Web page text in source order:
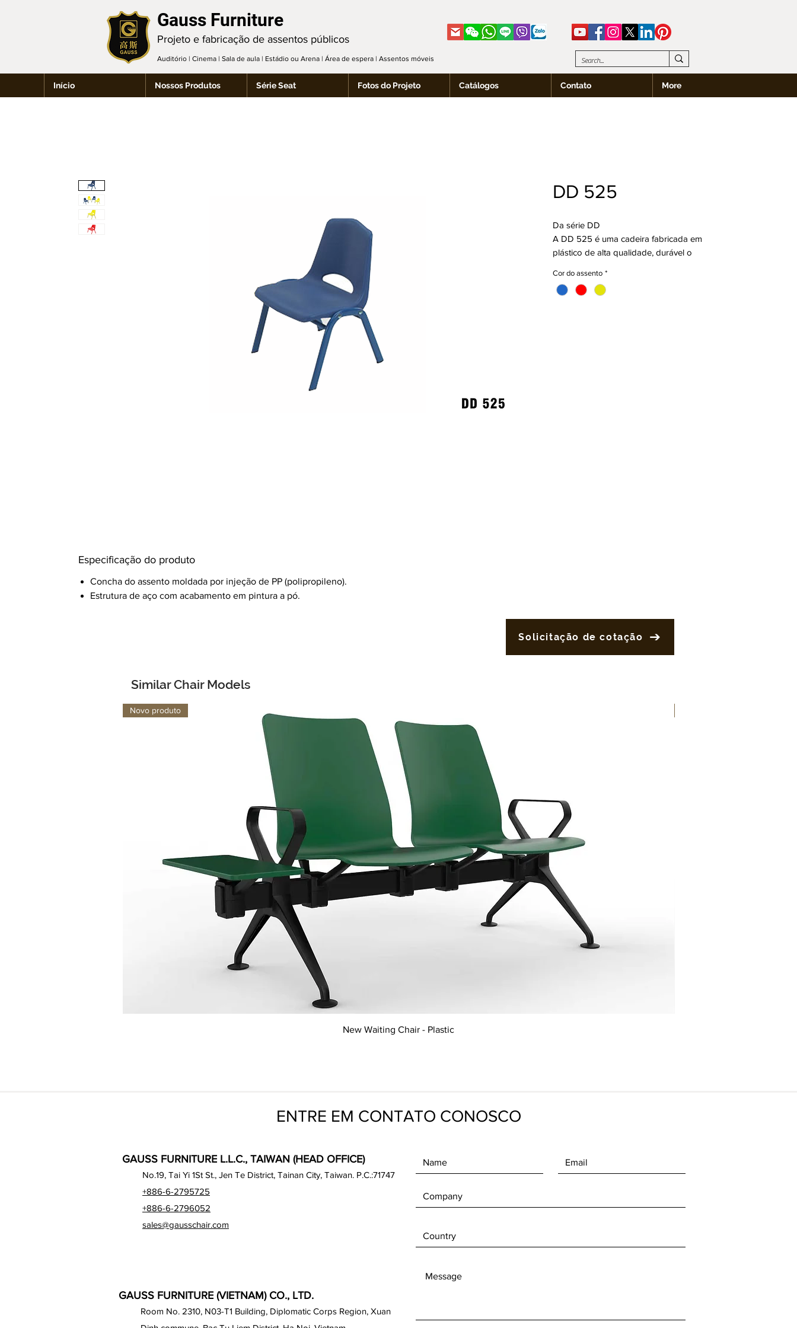
Gauss Furniture
Projeto e fabricação de assentos públicos
Auditório | Cinema | Sala de aula | Estádio ou Arena | Área de espera | Assentos móveis
Início Nossos Produtos Série Seat Fotos do Projeto Catálogos Contato More
DD 525
Da série DD
A DD 525 é uma cadeira fabricada em
plástico de alta qualidade, durável o
frequente. Ela pode ser empilhada
perfeitamente para facilitar a manutenção e
Cor do assento *
Especificação do produto
Concha do assento moldada por injeção de PP (polipropileno).
Estrutura de aço com acabamento em pintura a pó.
Solicitação de cotação
Similar Chair Models
Visualização rápida
Novo produto
New Waiting Chair - Plastic
ENTRE EM CONTATO CONOSCO
GAUSS FURNITURE L.L.C., TAIWAN (HEAD OFFICE)
No.19, Tai Yi 1St St., Jen Te District, Tainan City, Taiwan. P.C.:71747
+886-6-2795725
+886-6-2796052
sales@gausschair.com
GAUSS FURNITURE (VIETNAM) CO., LTD.
Room No. 2310, N03-T1 Building, Diplomatic Corps Region, Xuan